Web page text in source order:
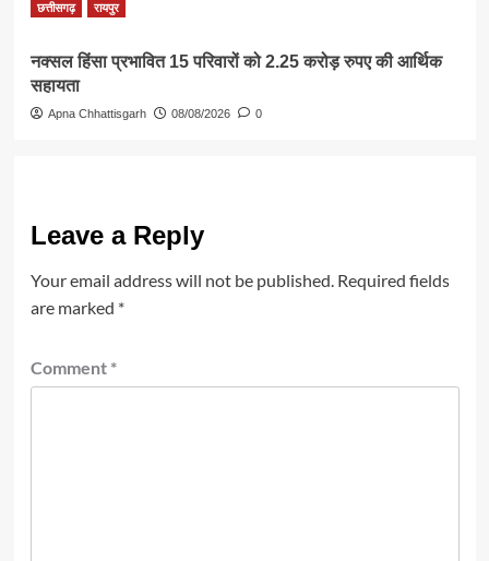
छत्तीसगढ़ रायपुर
नक्सल हिंसा प्रभावित 15 परिवारों को 2.25 करोड़ रुपए की आर्थिक
सहायता
Apna Chhattisgarh 08/08/2026 0
Leave a Reply
Your email address will not be published. Required fields
are marked *
Comment *